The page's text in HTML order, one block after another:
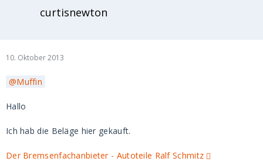
curtisnewton
10. Oktober 2013
Muffin
Hallo
Ich hab die Beläge hier gekauft.
Der Bremsenfachanbieter - Autoteile Ralf Schmitz